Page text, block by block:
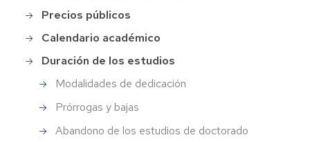
Precios públicos
Calendario académico
Duración de los estudios
Modalidades de dedicación
Prórrogas y bajas
Abandono de los estudios de doctorado